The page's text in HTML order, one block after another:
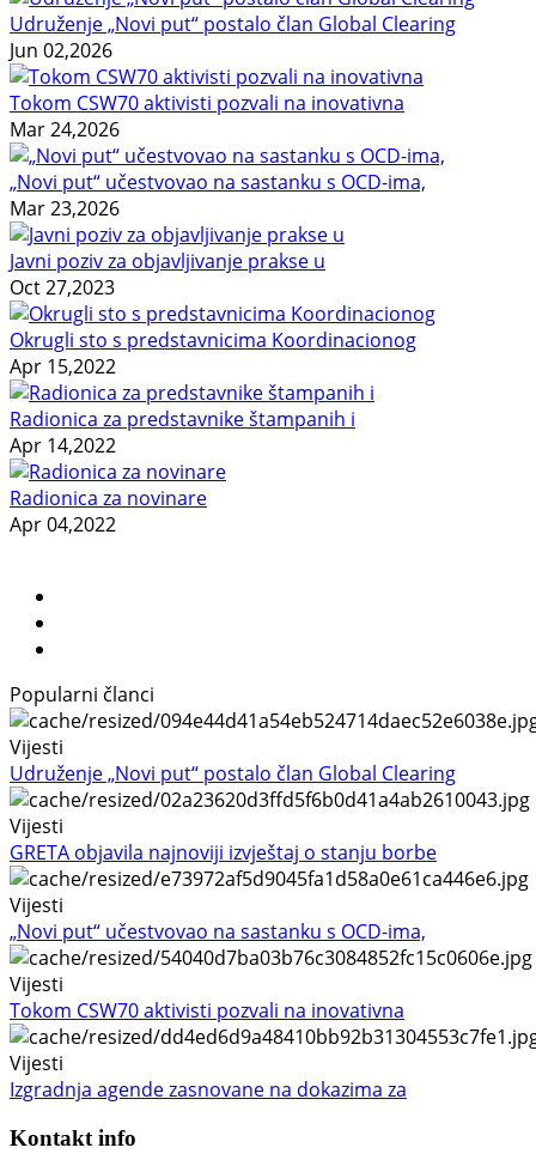
Udruženje „Novi put“ postalo član Global Clearing
Jun 02,2026
Tokom CSW70 aktivisti pozvali na inovativna
Mar 24,2026
„Novi put“ učestvovao na sastanku s OCD-ima,
Mar 23,2026
Javni poziv za objavljivanje prakse u
Oct 27,2023
Okrugli sto s predstavnicima Koordinacionog
Apr 15,2022
Radionica za predstavnike štampanih i
Apr 14,2022
Radionica za novinare
Apr 04,2022
Popularni članci
Vijesti
Udruženje „Novi put“ postalo član Global Clearing
Vijesti
GRETA objavila najnoviji izvještaj o stanju borbe
Vijesti
„Novi put“ učestvovao na sastanku s OCD-ima,
Vijesti
Tokom CSW70 aktivisti pozvali na inovativna
Vijesti
Izgradnja agende zasnovane na dokazima za
Kontakt info